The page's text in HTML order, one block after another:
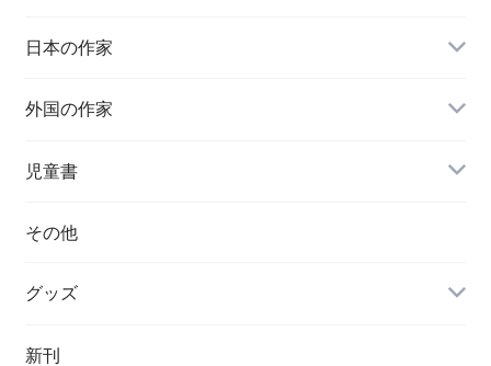
日本の作家
外国の作家
チェコ
ハンガリー
その他
ポーランド
児童書
その他
グッズ
新刊